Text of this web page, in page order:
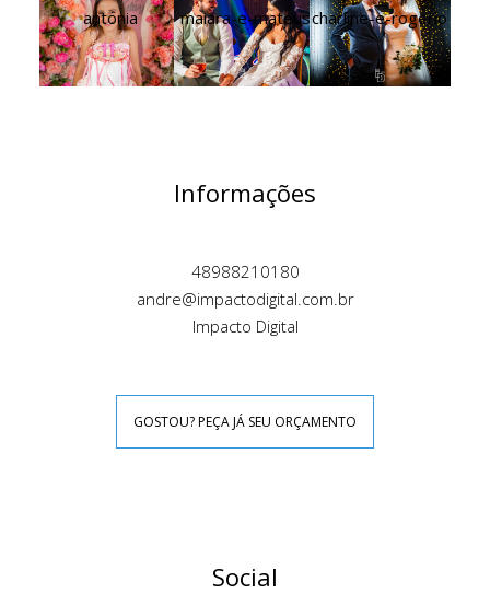
Informações
48988210180
andre@impactodigital.com.br
Impacto Digital
GOSTOU? PEÇA JÁ SEU ORÇAMENTO
Social